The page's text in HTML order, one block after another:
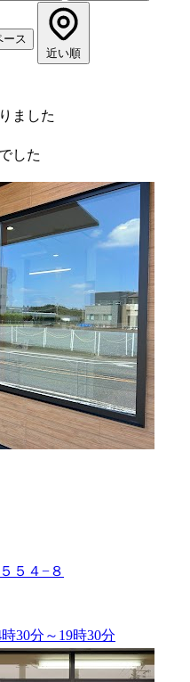
ース
近い順
ました
した
５４−８
30分～19時30分